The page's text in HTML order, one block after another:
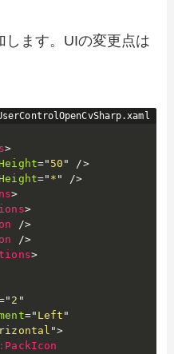
します。UIの変更点は
>
=" 50 "
/>
=" * "
/>
>
>
/>
/>
>
" 2 "
=" Left "
">
PackIcon